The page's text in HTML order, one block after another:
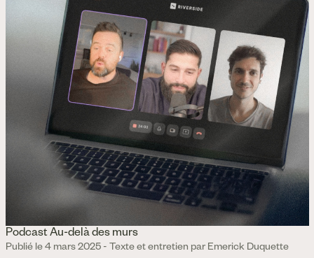
Podcast Au-delà des murs
Publié le 4 mars 2025 - Texte et entretien par Emerick Duquette